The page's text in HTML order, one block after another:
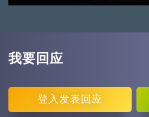
我要回应
登入 发表回应